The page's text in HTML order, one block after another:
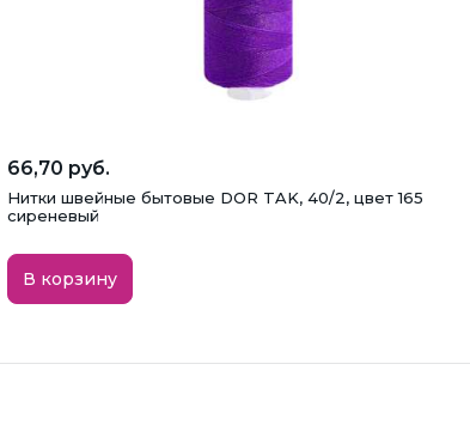
66,70 руб.
Нитки швейные бытовые DOR TAK, 40/2, цвет 165
сиреневый
В корзину